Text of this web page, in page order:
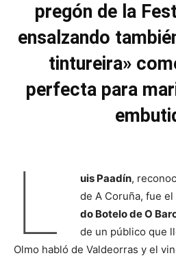
pregón de la
ensalzando
tintureira»
perfecta para
L uis Paadín,
de A Coruña, fue
do Botelo de O
de un público que
Olmo habló de Valdeorras y el